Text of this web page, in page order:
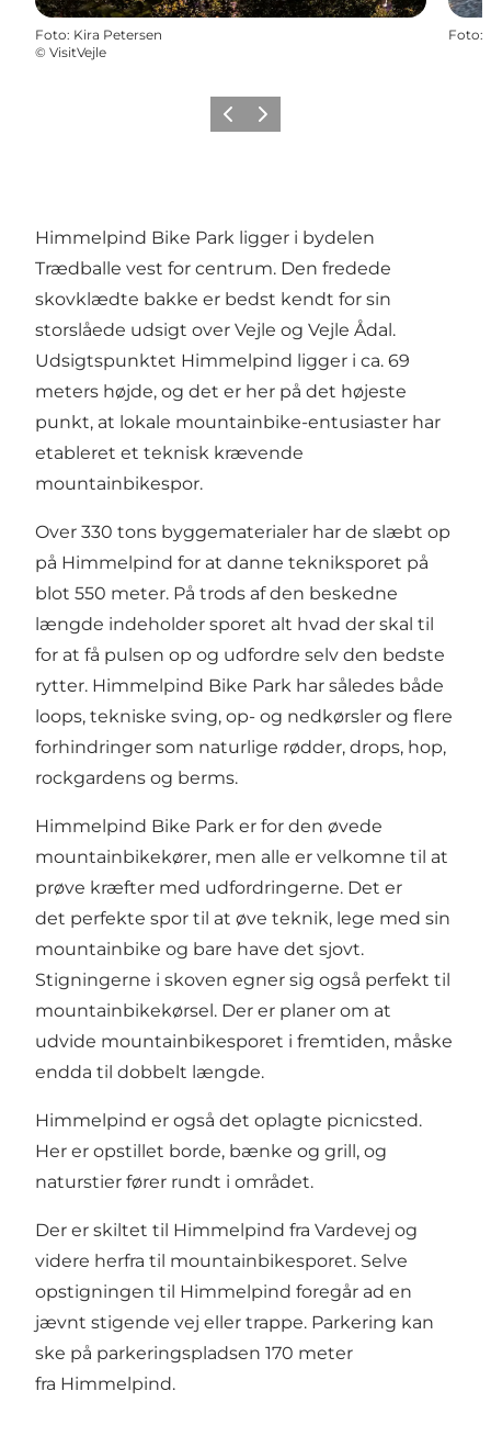
Foto: Kira Petersen
© VisitVejle
Foto:
ForrigeNæste
Himmelpind Bike Park ligger i bydelen
Trædballe vest for centrum. Den fredede
skovklædte bakke er bedst kendt for sin
storslåede udsigt over Vejle og Vejle Ådal.
Udsigtspunktet Himmelpind ligger i ca. 69
meters højde, og det er her på det højeste
punkt, at lokale mountainbike-entusiaster har
etableret et teknisk krævende
mountainbikespor.
Over 330 tons byggematerialer har de slæbt op
på Himmelpind for at danne tekniksporet på
blot 550 meter. På trods af den beskedne
længde indeholder sporet alt hvad der skal til
for at få pulsen op og udfordre selv den bedste
rytter. Himmelpind Bike Park har således både
loops, tekniske sving, op- og nedkørsler og flere
forhindringer som naturlige rødder, drops, hop,
rockgardens og berms.
Himmelpind Bike Park er for den øvede
mountainbikekører, men alle er velkomne til at
prøve kræfter med udfordringerne. Det er
det perfekte spor til at øve teknik, lege med sin
mountainbike og bare have det sjovt.
Stigningerne i skoven egner sig også perfekt til
mountainbikekørsel. Der er planer om at
udvide mountainbikesporet i fremtiden, måske
endda til dobbelt længde.
Himmelpind er også det oplagte picnicsted.
Her er opstillet borde, bænke og grill, og
naturstier fører rundt i området.
Der er skiltet til Himmelpind fra Vardevej og
videre herfra til mountainbikesporet. Selve
opstigningen til Himmelpind foregår ad en
jævnt stigende vej eller trappe. Parkering kan
ske på parkeringspladsen 170 meter
fra Himmelpind.